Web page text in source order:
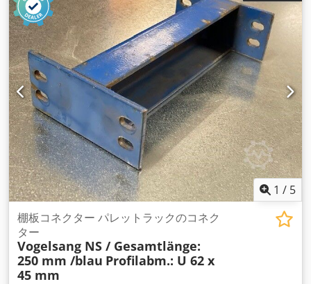
1 / 5
棚板コネクター パレットラックのコネク
ター
Vogelsang NS / Gesamtlänge:
250 mm /blau Profilabm.: U 62 x
45 mm